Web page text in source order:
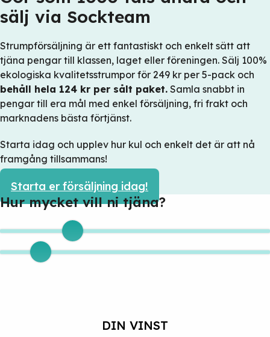
sälj via Sockteam
Strumpförsäljning är ett fantastiskt och enkelt sätt att
tjäna pengar till klassen, laget eller föreningen. Sälj 100%
ekologiska kvalitetsstrumpor för 249 kr per 5-pack och
behåll hela 124 kr per sålt paket. Samla snabbt in
pengar till era mål med enkel försäljning, fri frakt och
marknadens bästa förtjänst.
Starta idag och upplev hur kul och enkelt det är att nå
framgång tillsammans!
Starta er försäljning idag!
Hur mycket vill ni tjäna?
DIN VINST